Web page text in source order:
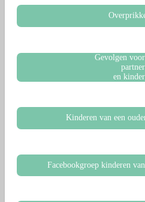
Gevolgen
en
Kinderen van een
Facebookgroep kinderen